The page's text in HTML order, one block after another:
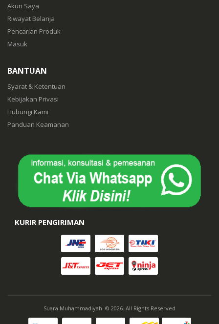
Akun Saya
Riwayat Belanja
Pencarian Produk
Masuk
BANTUAN
Syarat & Ketentuan
Kebijakan Privasi
Hubungi Kami
Panduan Keamanan
KURIR PENGIRIMAN
Suara Muhammadiyah. © 2026. All Rights Reserved